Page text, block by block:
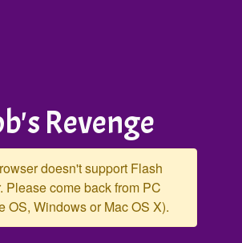
Revenge
doesn't support Flash
Please come back from PC
OS, Windows or Mac OS X).